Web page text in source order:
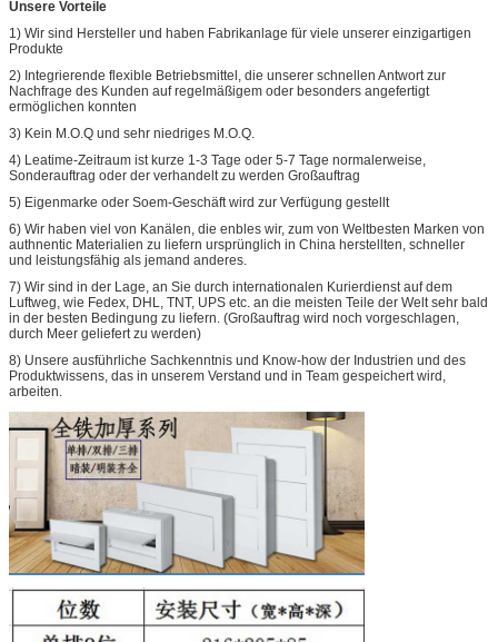
Unsere Vorteile
1) Wir sind Hersteller und haben Fabrikanlage für viele unserer einzigartigen
Produkte
2) Integrierende flexible Betriebsmittel, die unserer schnellen Antwort zur
Nachfrage des Kunden auf regelmäßigem oder besonders angefertigt
ermöglichen konnten
3) Kein M.O.Q und sehr niedriges M.O.Q.
4) Leatime-Zeitraum ist kurze 1-3 Tage oder 5-7 Tage normalerweise,
Sonderauftrag oder der verhandelt zu werden Großauftrag
5) Eigenmarke oder Soem-Geschäft wird zur Verfügung gestellt
6) Wir haben viel von Kanälen, die enbles wir, zum von Weltbesten Marken von
authnentic Materialien zu liefern ursprünglich in China herstellten, schneller
und leistungsfähig als jemand anderes.
7) Wir sind in der Lage, an Sie durch internationalen Kurierdienst auf dem
Luftweg, wie Fedex, DHL, TNT, UPS etc. an die meisten Teile der Welt sehr bald
in der besten Bedingung zu liefern. (Großauftrag wird noch vorgeschlagen,
durch Meer geliefert zu werden)
8) Unsere ausführliche Sachkenntnis und Know-how der Industrien und des
Produktwissens, das in unserem Verstand und in Team gespeichert wird,
arbeiten.